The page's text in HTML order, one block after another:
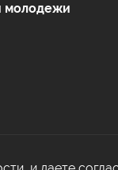
молодежи